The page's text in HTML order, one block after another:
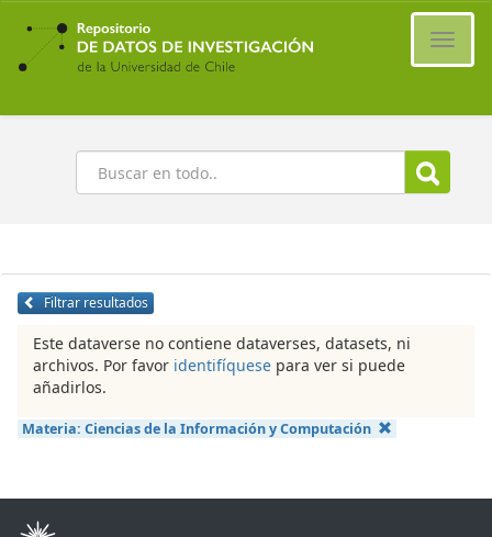
Ir
contenido
principal
Buscar
Filtrar resultados
Este dataverse no contiene dataverses, datasets, ni
archivos. Por favor identifíquese para ver si puede
añadirlos.
Materia: Ciencias de la Información y Computación